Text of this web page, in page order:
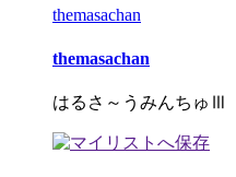
themasachan
themasachan
はるさ～うみんちゅⅢ